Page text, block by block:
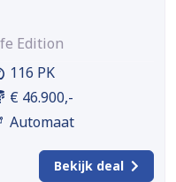
Edition
116 PK
€ 46.900,-
Automaat
Bekijk deal